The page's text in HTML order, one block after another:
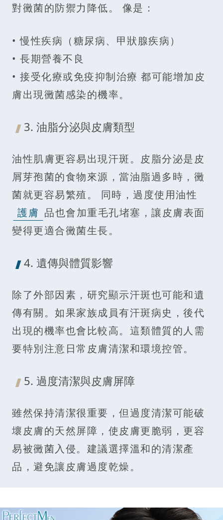
對黴菌的防禦力降低。 像是：
• 慢性疾病（糖尿病、甲狀腺疾病）
• 長期營養不良
• 接受化療或免疫抑制治療 都可能增加皮
膚出現黴菌感染的機率。
3. 油脂分泌與皮膚類型
油性肌膚更容易出現汗斑。皮脂分泌是皮
屑芽孢菌的食物來源，當油脂過多時，黴
菌就更容易繁殖。 同時，過度使用油性
護膚 品也會加重毛孔堵塞，讓皮膚表面
變得更適合黴菌生長。
4. 遺傳與體質影響
除了外部因素，研究顯示汗斑也可能和遺
傳有關。如果家族成員有汗斑病史，後代
出現的機率也會比較高。這類體質的人需
要特別注意日常皮膚清潔和環境控管。
5. 過度清潔與皮膚屏障
雖然保持清潔很重要，但過度清潔可能破
壞皮膚的天然屏障，使皮膚更脆弱，更容
易被黴菌入侵。建議選擇溫和的清潔產
品，避免讓皮膚過度乾燥。